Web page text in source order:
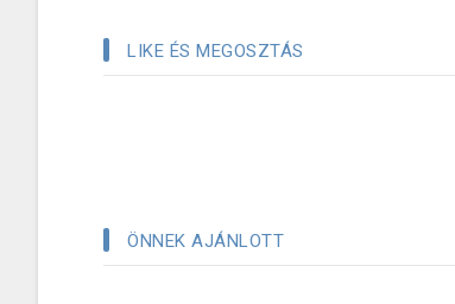
LIKE ÉS MEGOSZTÁS
ÖNNEK AJÁNLOTT